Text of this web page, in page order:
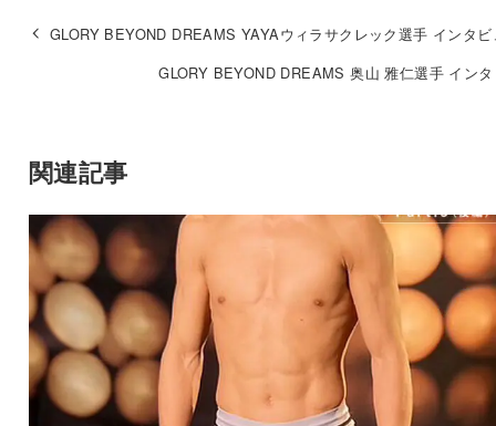
GLORY BEYOND DREAMS YAYAウィラサクレック選手 インタ
GLORY BEYOND DREAMS 奥山 雅仁選手 イン
関連記事